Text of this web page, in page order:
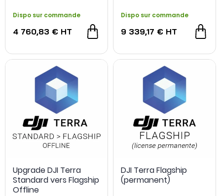
Dispo sur commande
4 760,83 € HT
Dispo sur commande
9 339,17 € HT
Upgrade DJI Terra
Standard vers Flagship
Offline
DJI Terra Flagship
(permanent)